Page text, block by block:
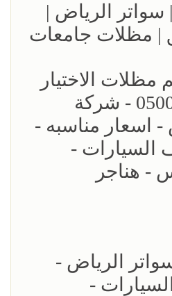
الرياض |
| مظلات جامعات
الاختيار
الاول - 0500559613 - شركة
- اسعار مناسبه -
السيارات -
- هناجر
الرياض -
-